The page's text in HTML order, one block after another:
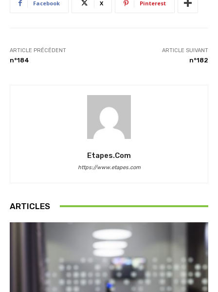
Facebook X Pinterest
ARTICLE PRÉCÉDENT
n°184
ARTICLE SUIVANT
n°182
Etapes.com
https://www.etapes.com
ARTICLES